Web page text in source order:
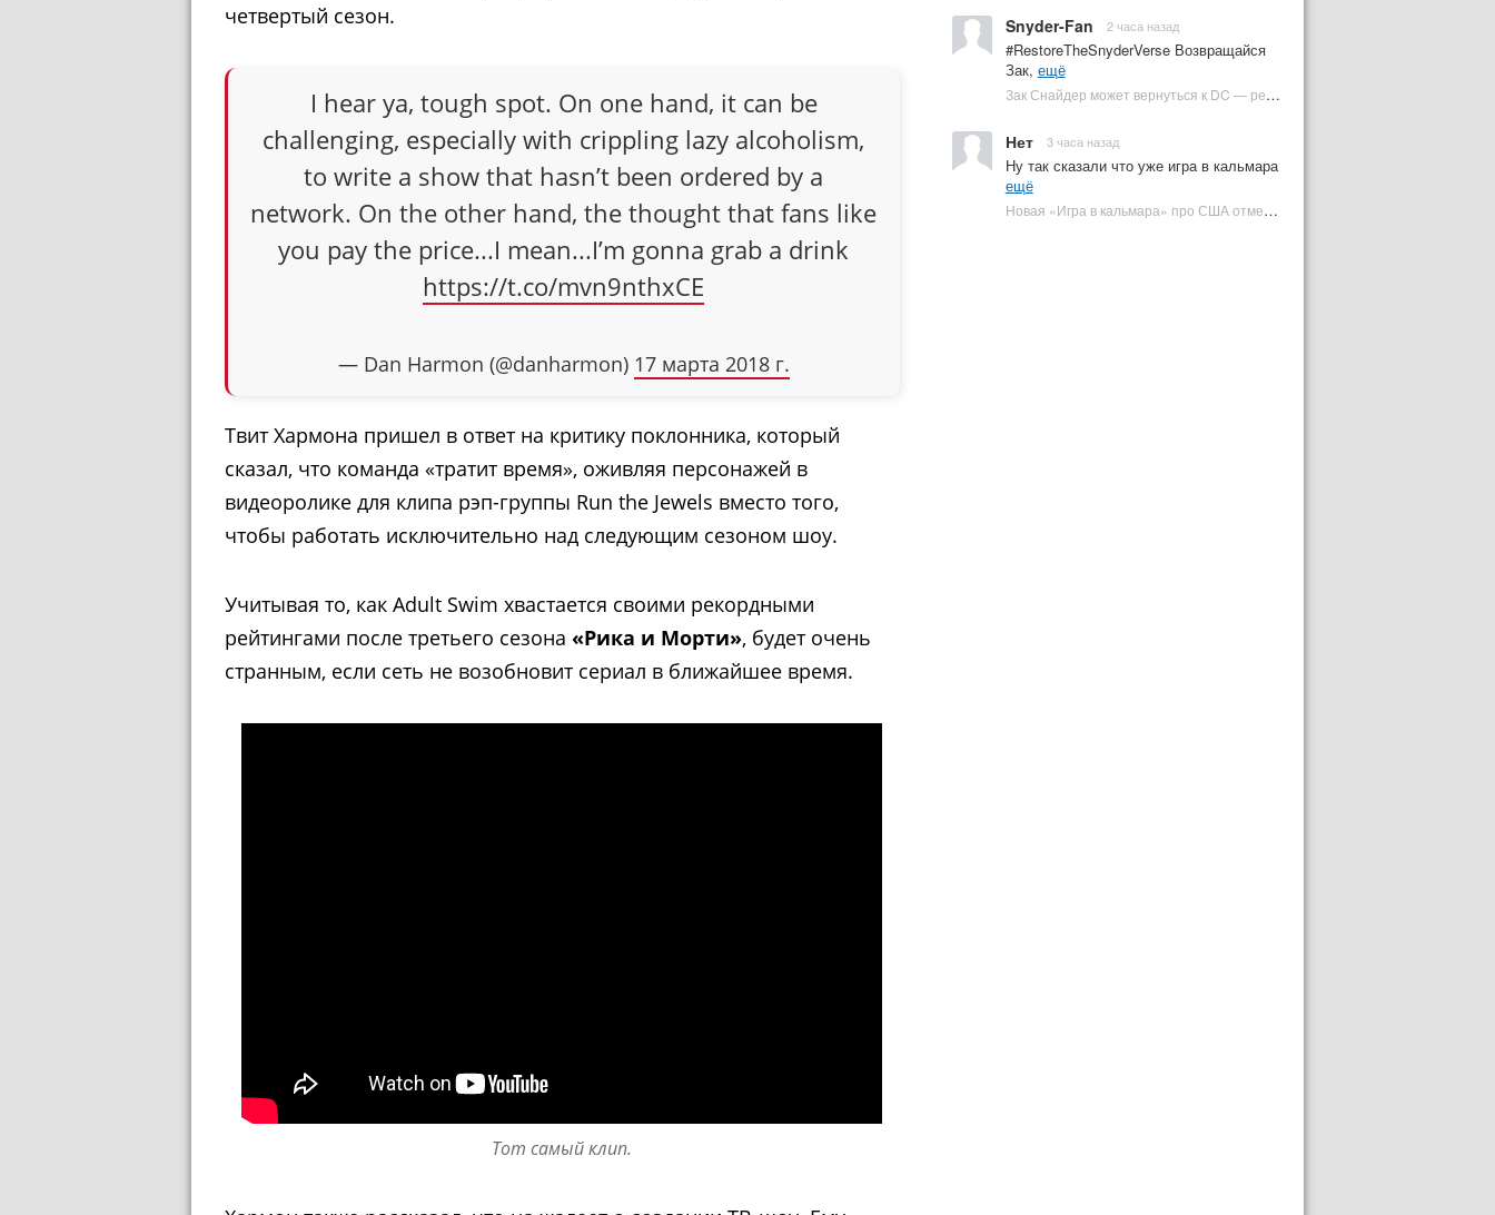
Snyder-Fan 2 часа назад
#RestoreTheSnyderVerse Возвращайся
Зак, ещё
Зак Снайдер может вернуться к DC — режиссер общался с Warner Bros. (фото) | Plugged In Ru
Нет 3 часа назад
Ну так сказали что уже игра в кальмара
ещё
Новая «Игра в кальмара» про США отменена | Plugged In Ru
четвертый сезон.
I hear ya, tough spot. On one hand, it can be
challenging, especially with crippling lazy alcoholism,
to write a show that hasn’t been ordered by a
network. On the other hand, the thought that fans like
you pay the price...I mean...I’m gonna grab a drink
https://t.co/mvn9nthxCE
— Dan Harmon (@danharmon) 17 марта 2018 г.
Твит Хармона пришел в ответ на критику поклонника, который
сказал, что команда «тратит время», оживляя персонажей в
видеоролике для клипа рэп-группы Run the Jewels вместо того,
чтобы работать исключительно над следующим сезоном шоу.
Учитывая то, как Adult Swim хвастается своими рекордными
рейтингами после третьего сезона «Рика и Морти», будет очень
странным, если сеть не возобновит сериал в ближайшее время.
Тот самый клип.